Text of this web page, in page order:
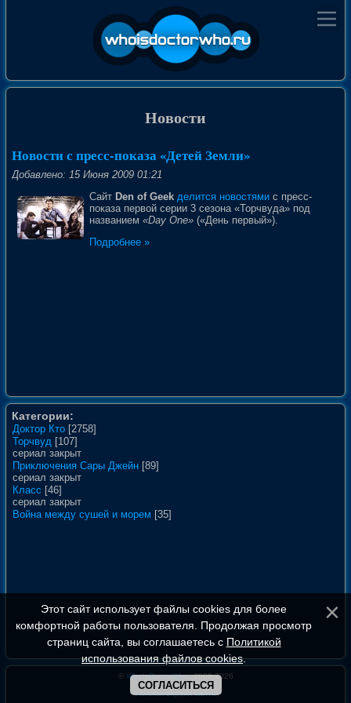
Новости
Новости с пресс-показа «Детей Земли»
Добавлено: 15 Июня 2009 01:21
Сайт Den of Geek делится новостями с пресс-
показа первой серии 3 сезона «Торчвуда» под
названием «Day One» («День первый»).
Подробнее »
Категории:
Доктор Кто [2758]
Торчвуд [107]
сериал закрыт
Приключения Сары Джейн [89]
сериал закрыт
Класс [46]
сериал закрыт
Война между сушей и морем [35]
© WhoIsDoctorWho, 2008-2026
Этот сайт использует файлы cookies для более
комфортной работы пользователя. Продолжая просмотр
страниц сайта, вы соглашаетесь с Политикой
использования файлов cookies.
СОГЛАСИТЬСЯ